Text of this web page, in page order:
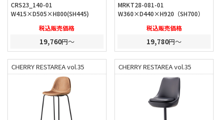
CRS23_140-01
W415×D505×H800(SH445)
税込販売価格
19,760円～
MRKT28-081-01
W360×D440×H920（SH700）
税込販売価格
19,780円～
CHERRY RESTAREA vol.35 CHERRY RESTAREA vol.35